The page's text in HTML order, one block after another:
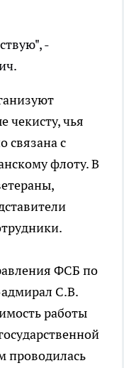
-
чекисту, чья
связана с
флоту. В
ФСБ по
С.В.
работы
проводилась